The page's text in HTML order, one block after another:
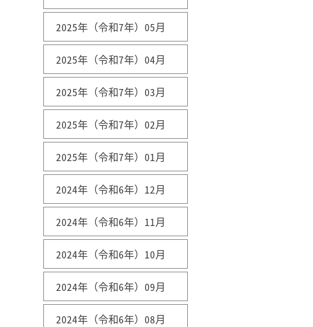
2025年（令和7年）05月
2025年（令和7年）04月
2025年（令和7年）03月
2025年（令和7年）02月
2025年（令和7年）01月
2024年（令和6年）12月
2024年（令和6年）11月
2024年（令和6年）10月
2024年（令和6年）09月
2024年（令和6年）08月